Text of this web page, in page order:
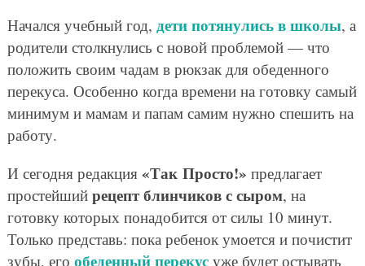
Начался учебный год, дети потянулись в школы, а
родители столкнулись с новой проблемой — что
положить своим чадам в рюкзак для обеденного
перекуса. Особенно когда времени на готовку самый
минимум и мамам и папам самим нужно спешить на
работу.
И сегодня редакция «Так Просто!» предлагает
простейший рецепт блинчиков с сыром, на
готовку которых понадобится от силы 10 минут.
Только представь: пока ребенок умоется и почистит
зубы, его обеденный перекусуже будет остывать